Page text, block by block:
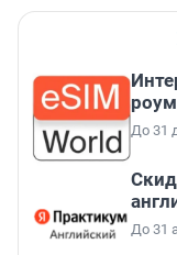
До 31
До 31